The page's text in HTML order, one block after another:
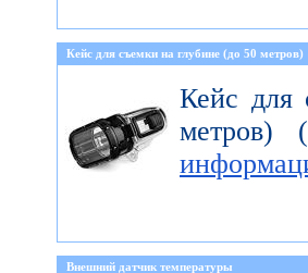
Кейс для съемки на глубине (до 50 метров)
Кейс для
метров)
Внешний датчик температуры